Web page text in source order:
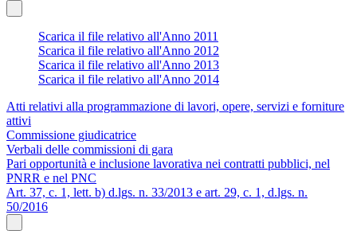
Scarica il file relativo all'Anno 2011
Scarica il file relativo all'Anno 2012
Scarica il file relativo all'Anno 2013
Scarica il file relativo all'Anno 2014
Atti relativi alla programmazione di lavori, opere, servizi e forniture
attivi
Commissione giudicatrice
Verbali delle commissioni di gara
Pari opportunità e inclusione lavorativa nei contratti pubblici, nel
PNRR e nel PNC
Art. 37, c. 1, lett. b) d.lgs. n. 33/2013 e art. 29, c. 1, d.lgs. n.
50/2016